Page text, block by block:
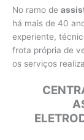
No ramo de
há mais de 40
experiente,
frota própria de
os serviços